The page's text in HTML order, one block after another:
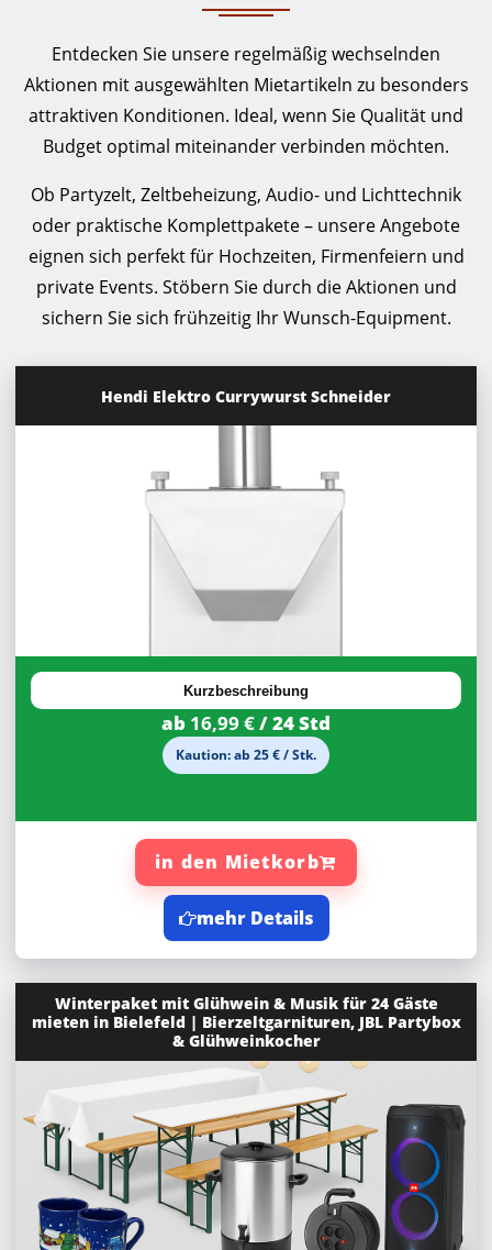
Entdecken Sie unsere regelmäßig wechselnden
Aktionen mit ausgewählten Mietartikeln zu besonders
attraktiven Konditionen. Ideal, wenn Sie Qualität und
Budget optimal miteinander verbinden möchten.
Ob Partyzelt, Zeltbeheizung, Audio- und Lichttechnik
oder praktische Komplettpakete – unsere Angebote
eignen sich perfekt für Hochzeiten, Firmenfeiern und
private Events. Stöbern Sie durch die Aktionen und
sichern Sie sich frühzeitig Ihr Wunsch-Equipment.
Hendi Elektro Currywurst Schneider
30%
Rabatt Kurzbeschreibung
ab 16,99 €/ 24 Std
Kaution: ab 25 € / Stk.
in den Mietkorb
mehr Details
Winterpaket mit Glühwein & Musik für 24 Gäste
mieten in Bielefeld | Bierzeltgarnituren, JBL Partybox
& Glühweinkocher